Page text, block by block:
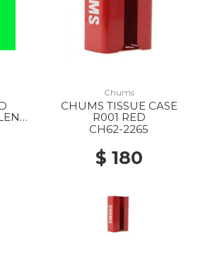
Chums
CHUMS TISSUE CASE
R001 RED
CH62-2265
$ 180